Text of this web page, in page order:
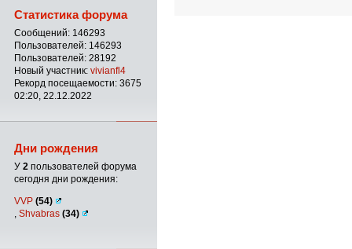
Статистика форума
Сообщений: 146293
Пользователей: 146293
Пользователей: 28192
Новый участник: vivianfl4
Рекорд посещаемости: 3675
02:20, 22.12.2022
Дни рождения
У 2 пользователей форума
сегодня дни рождения:
VVP (54)
Shvabras (34)